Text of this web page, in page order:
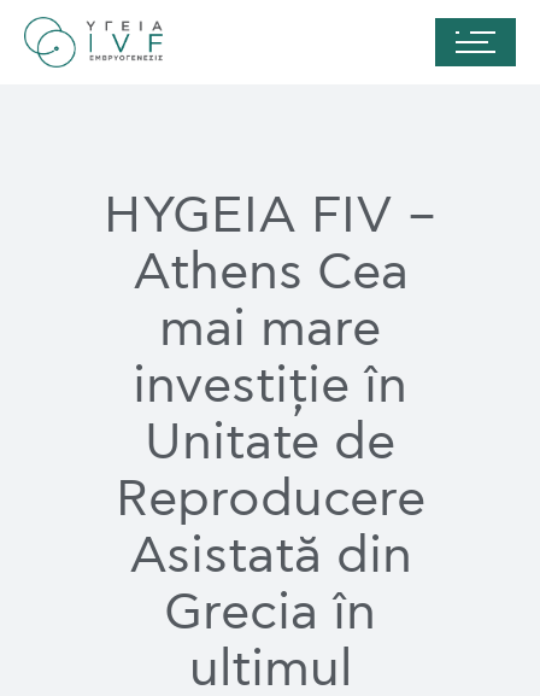
HYGEIA FIV –
Athens Cea
mai mare
investiție în
Unitate de
Reproducere
Asistată din
Grecia în
ultimul